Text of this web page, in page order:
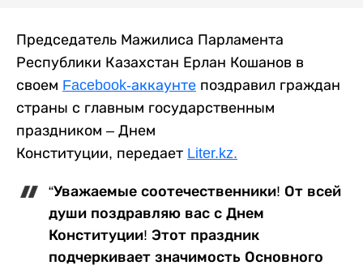
Председатель Мажилиса Парламента
Республики Казахстан Ерлан Кошанов в
своем Facebook-аккаунте поздравил граждан
страны с главным государственным
праздником – Днем
Конституции, передает Liter.kz.
“Уважаемые соотечественники! От всей
души поздравляю вас с Днем
Конституции! Этот праздник
подчеркивает значимость Основного